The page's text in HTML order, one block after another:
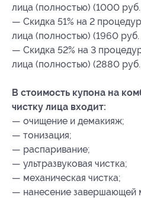
лица (полностью) (1000
— Скидка 51% на 2
лица (полностью) (1960
— Скидка 52% на 3
лица (полностью) (2880
В стоимость купона на
чистку лица входит:
— очищение и демакияж;
— тонизация;
— распаривание;
— ультразвуковая чистка;
— механическая чистка;
— нанесение завершающей